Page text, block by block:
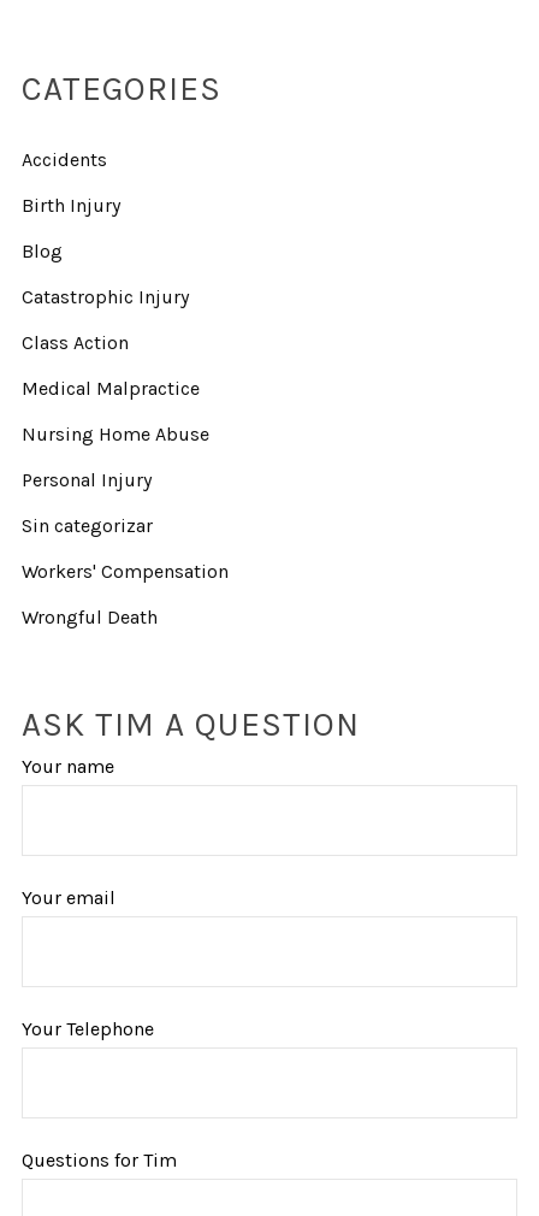
CATEGORIES
Accidents
Birth Injury
Blog
Catastrophic Injury
Class Action
Medical Malpractice
Nursing Home Abuse
Personal Injury
Sin categorizar
Workers' Compensation
Wrongful Death
ASK TIM A QUESTION
Your name
Your email
Your Telephone
Questions for Tim